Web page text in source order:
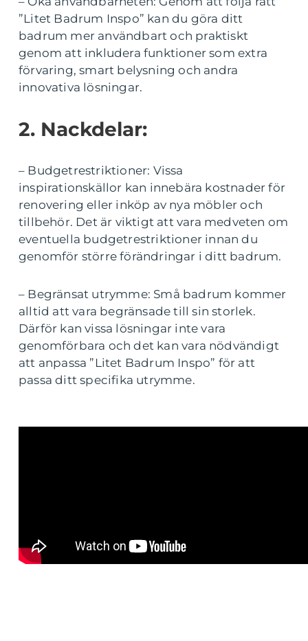
”Litet Badrum Inspo” kan du göra ditt
badrum mer användbart och praktiskt
genom att inkludera funktioner som extra
förvaring, smart belysning och andra
innovativa lösningar.
2. Nackdelar:
– Budgetrestriktioner: Vissa
inspirationskällor kan innebära kostnader för
renovering eller inköp av nya möbler och
tillbehör. Det är viktigt att vara medveten om
eventuella budgetrestriktioner innan du
genomför större förändringar i ditt badrum.
– Begränsat utrymme: Små badrum kommer
alltid att vara begränsade till sin storlek.
Därför kan vissa lösningar inte vara
genomförbara och det kan vara nödvändigt
att anpassa ”Litet Badrum Inspo” för att
passa ditt specifika utrymme.